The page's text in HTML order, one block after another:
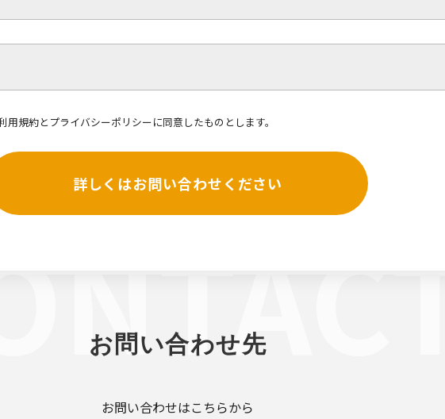
用規約と プライバシーポリシーに同意したものとします。
詳しくはお問い合わせください
お問い合わせ先
お問い合わせはこちらから